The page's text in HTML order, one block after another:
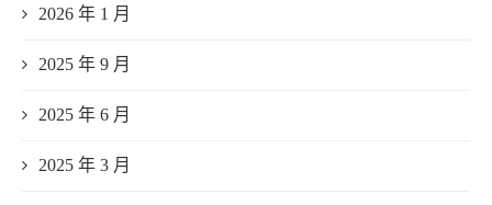
2026 年 1 月
2025 年 9 月
2025 年 6 月
2025 年 3 月